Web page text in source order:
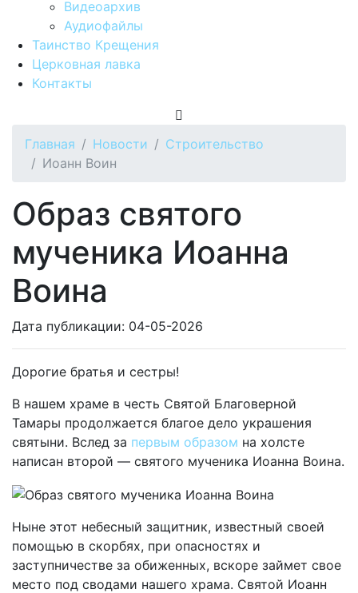
Видеоархив
Аудиофайлы
Таинство Крещения
Церковная лавка
Контакты
Главная Новости
Строительство
Иоанн Воин
Образ святого
мученика Иоанна
Воина
Дата публикации: 04-05-2026
Дорогие братья и сестры!
В нашем храме в честь Святой Благоверной
Тамары продолжается благое дело украшения
святыни. Вслед за первым образом на холсте
написан второй — святого мученика Иоанна Воина.
Ныне этот небесный защитник, известный своей
помощью в скорбях, при опасностях и
заступничестве за обиженных, вскоре займет свое
место под сводами нашего храма. Святой Иоанн